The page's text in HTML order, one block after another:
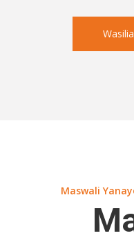
Maswali